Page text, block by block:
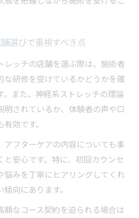
選びで重視すべき点
レッチの店舗を選ぶ際は、施術者
な研修を受けているかどうかを確
。また、神経系ストレッチの理論
明されているか、体験者の声や口
効です。
アフターケアの内容についても事
と安心です。特に、初回カウンセ
悩みを丁寧にヒアリングしてくれ
向にあります。
額なコース契約を迫られる場合は